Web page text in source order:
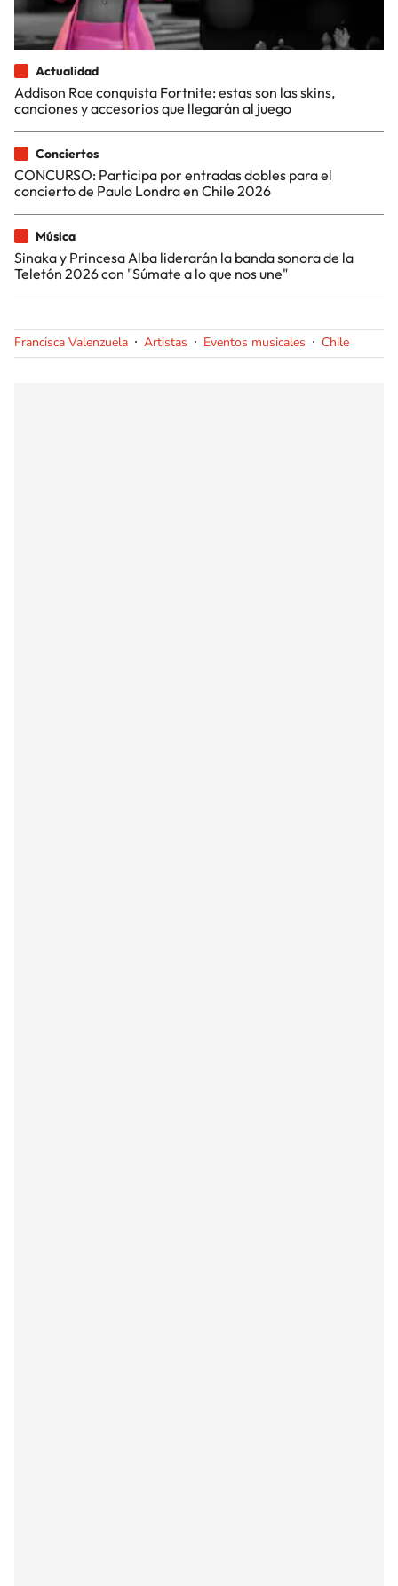
Actualidad
Addison Rae conquista Fortnite: estas son las skins,
canciones y accesorios que llegarán al juego
Conciertos
CONCURSO: Participa por entradas dobles para el
concierto de Paulo Londra en Chile 2026
Música
Sinaka y Princesa Alba liderarán la banda sonora de la
Teletón 2026 con "Súmate a lo que nos une"
Francisca Valenzuela Artistas Eventos musicales Chile